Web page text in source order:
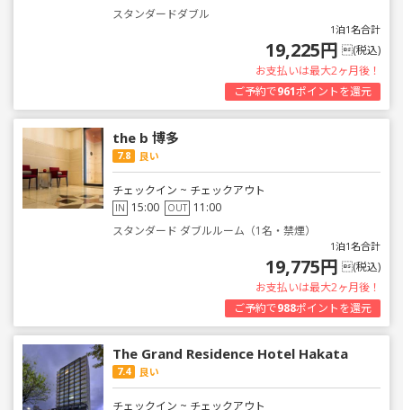
スタンダードダブル
1泊1名合計
19,225円 (税込)
お支払いは最大2ヶ月後！
ご予約で961ポイントを還元
the b 博多
7.8 良い
チェックイン ~ チェックアウト
IN 15:00 OUT 11:00
スタンダード ダブルルーム（1名・禁煙）
1泊1名合計
19,775円 (税込)
お支払いは最大2ヶ月後！
ご予約で988ポイントを還元
The Grand Residence Hotel Hakata
7.4 良い
チェックイン ~ チェックアウト